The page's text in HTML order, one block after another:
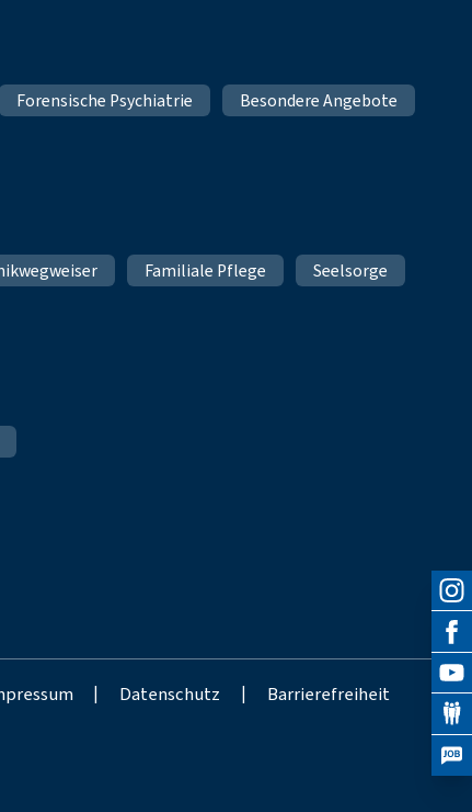
Forensische Psychiatrie
Besondere Angebote
Familiale Pflege
Seelsorge
| Datenschutz | Barrierefreiheit